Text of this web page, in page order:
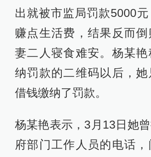
出就被市监局罚款5000元
赚点生活费，结果反而
妻二人寝食难安。杨某
纳罚款的二维码以后，
借钱缴纳了罚款。
杨某艳表示，3月13日她
府部门工作人员的电话